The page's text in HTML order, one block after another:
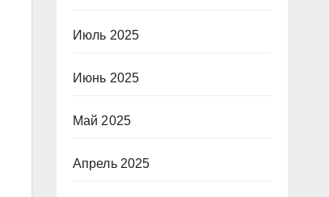
Июль 2025
Июнь 2025
Май 2025
Апрель 2025